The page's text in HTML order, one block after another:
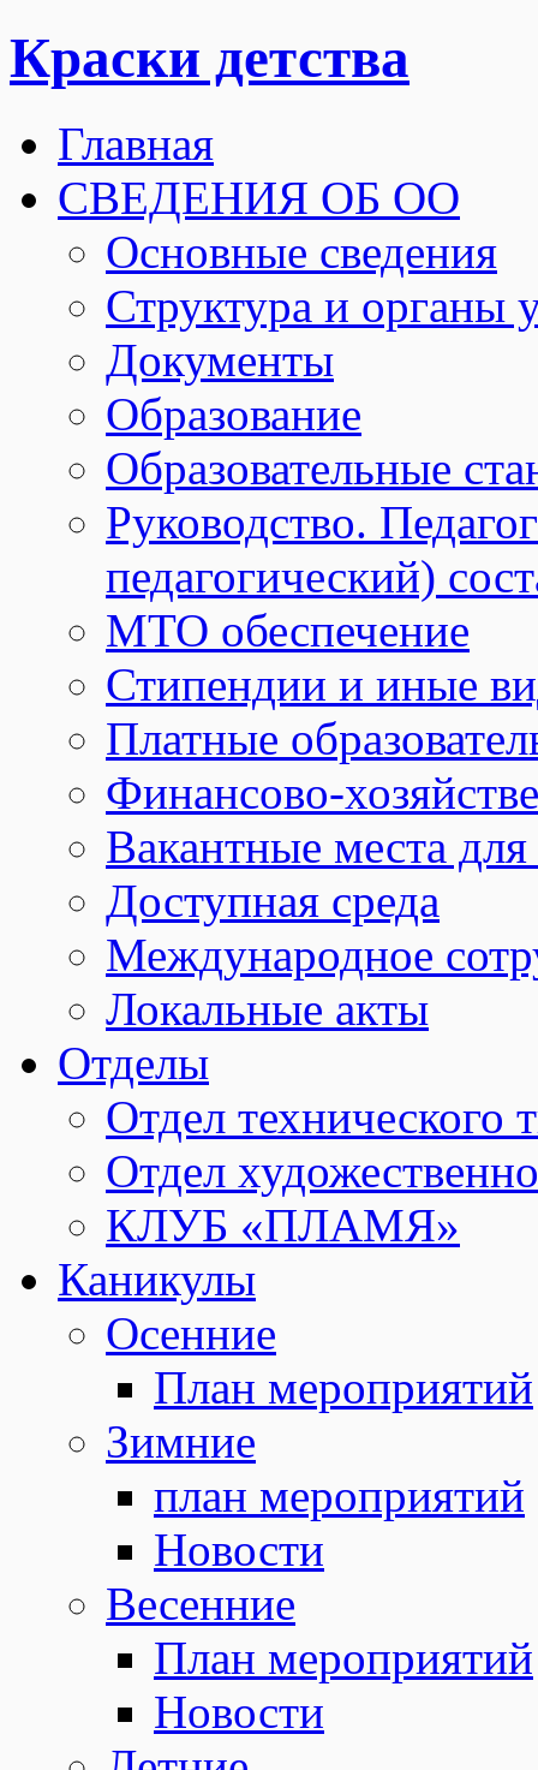
Краски детства
Главная
СВЕДЕНИЯ ОБ ОО
Основные сведения
Структура и органы
Документы
Образование
Образовательные
Руководство.
педагогический)
МТО обеспечение
Стипендии и иные
Платные
Финансово-
Вакантные места
Доступная среда
Международное
Локальные акты
Отделы
Отдел технического
Отдел
КЛУБ «ПЛАМЯ»
Каникулы
Осенние
План мероприятий
Зимние
план мероприятий
Новости
Весенние
План мероприятий
Новости